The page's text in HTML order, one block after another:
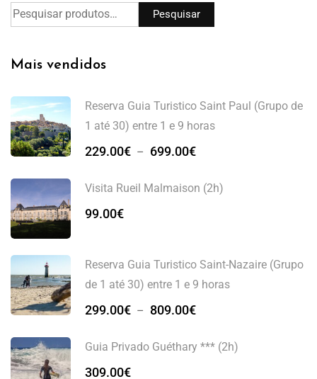
Pesquisar
Mais vendidos
Reserva Guia Turistico Saint Paul (Grupo de
1 até 30) entre 1 e 9 horas
229.00€ – 699.00€
Visita Rueil Malmaison (2h)
99.00€
Reserva Guia Turistico Saint-Nazaire (Grupo
de 1 até 30) entre 1 e 9 horas
299.00€ – 809.00€
Guia Privado Guéthary *** (2h)
309.00€